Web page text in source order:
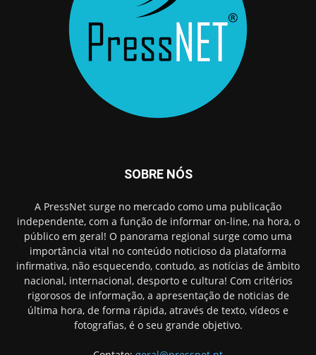
SOBRE NÓS
A PressNet surge no mercado como uma publicação
independente, com a função de informar on-line, na hora, o
público em geral! O panorama regional surge como uma
importância vital no conteúdo noticioso da plataforma
infirmativa, não esquecendo, contudo, as notícias de âmbito
nacional, internacional, desporto e cultura! Com critérios
rigorosos de informação, a apresentação de noticias de
última hora, de forma rápida, através de texto, vídeos e
fotografias, é o seu grande objetivo.